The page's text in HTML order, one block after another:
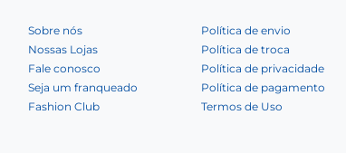
Sobre nós
Nossas Lojas
Fale conosco
Seja um franqueado
Fashion Club
Política de envio
Política de troca
Política de privacidade
Política de pagamento
Termos de Uso